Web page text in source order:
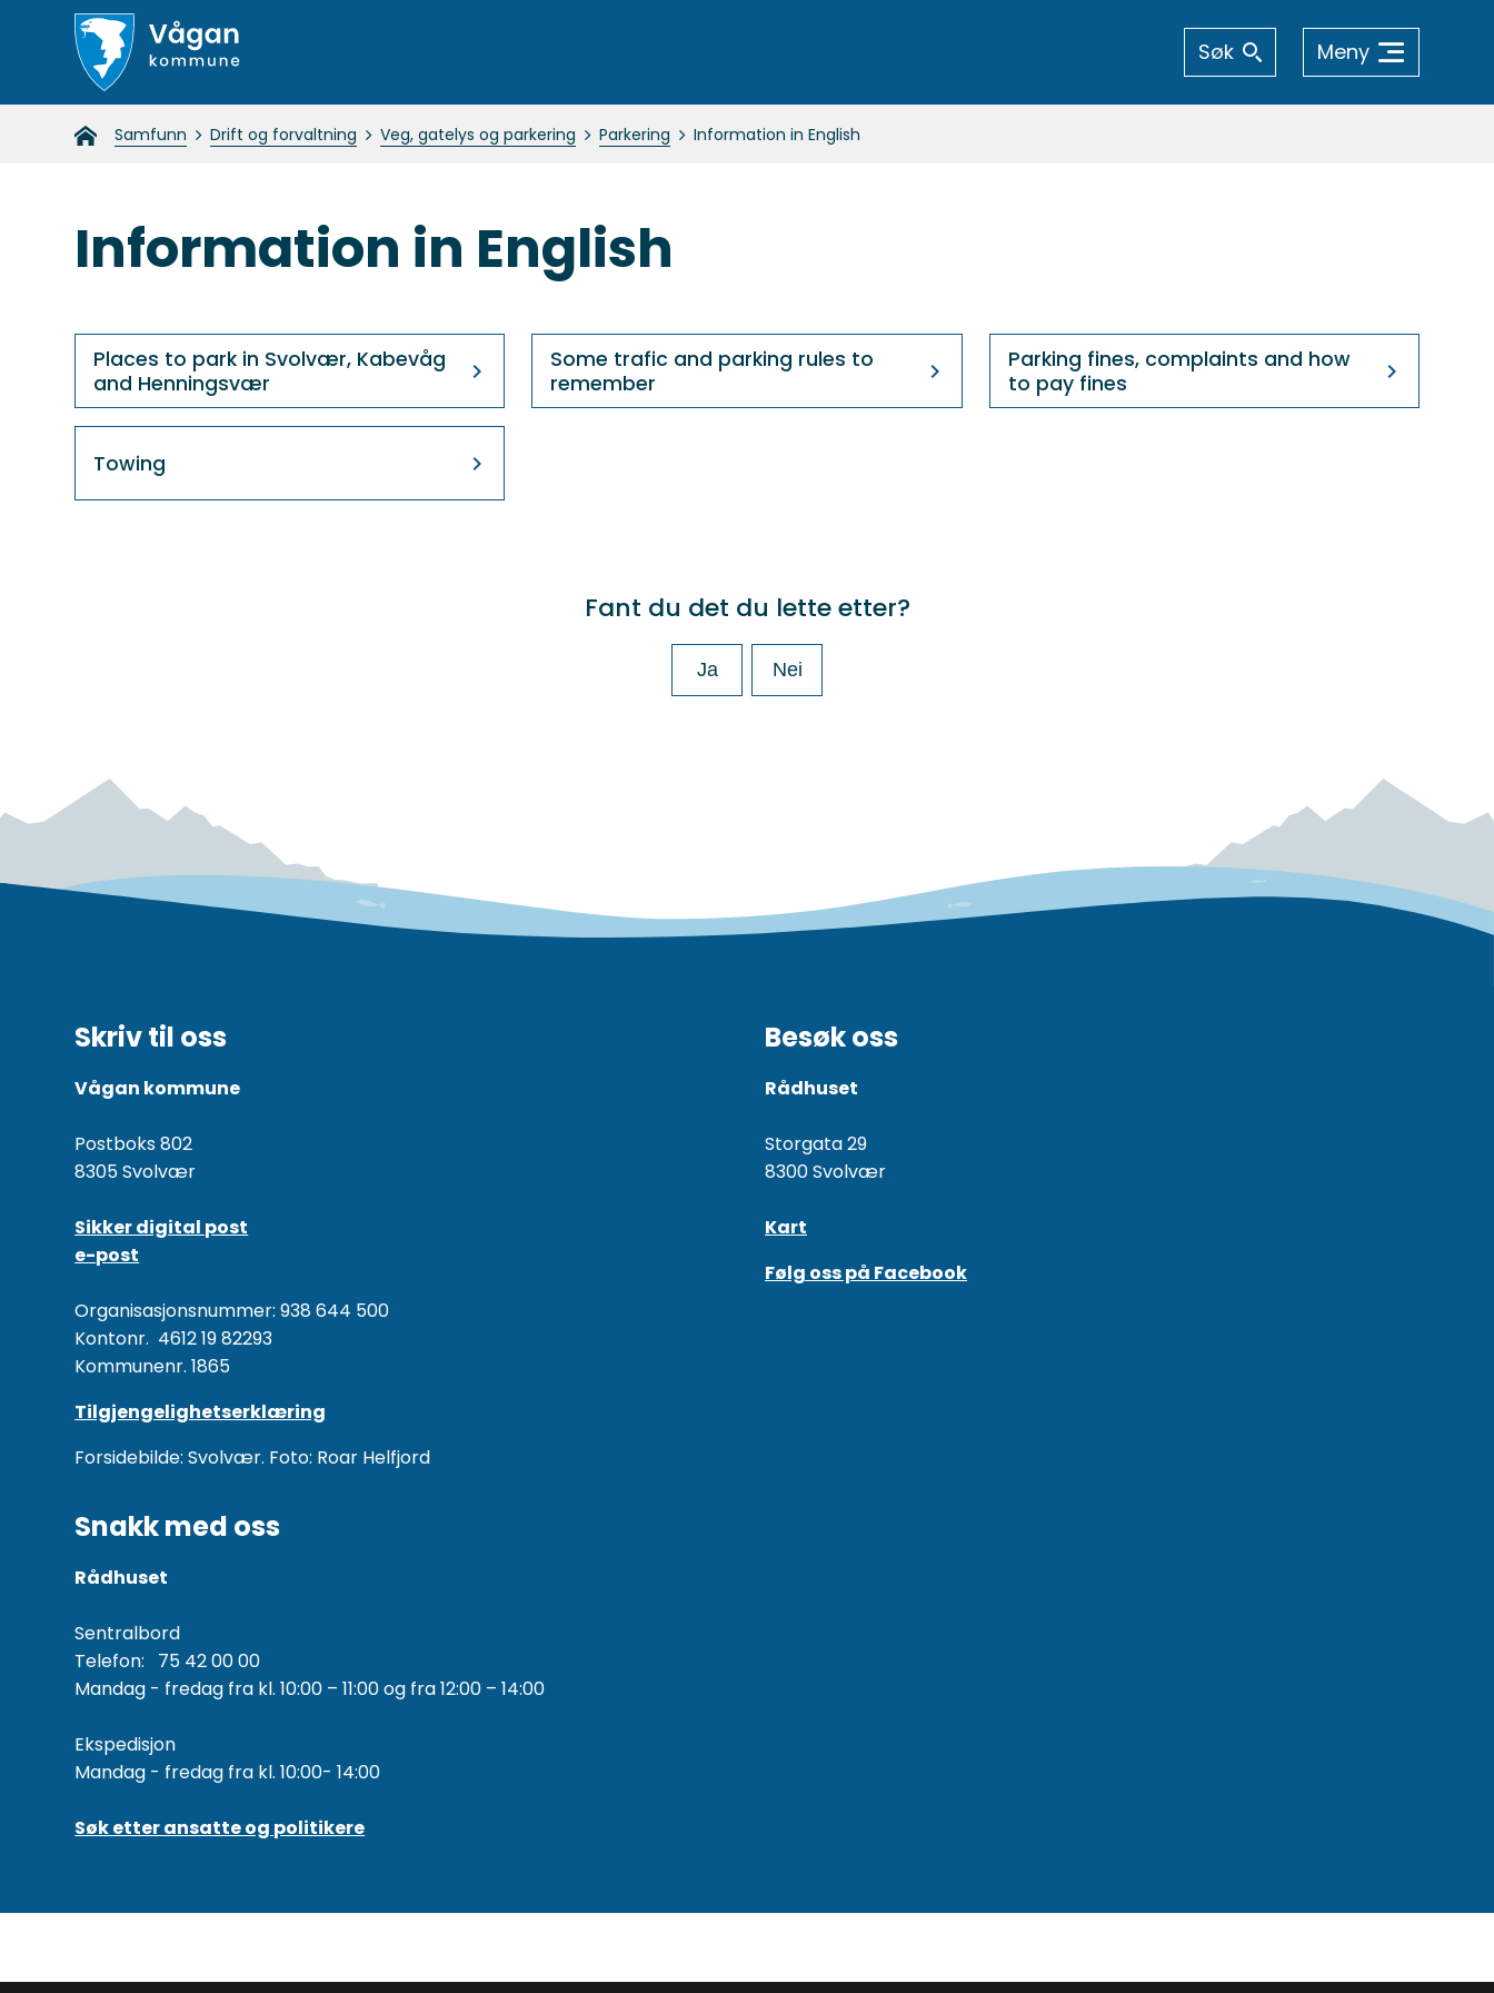
Vågan
Søk Meny
Du
Samfunn Drift og forvaltning Veg, gatelys og parkering Parkering Information in English
Information in English
Places to park in Svolvær, Kabevåg
and Henningsvær
Some trafic and parking rules to
remember
Parking fines, complaints and how
to pay fines
Towing
Fant du det du lette etter?
Ja Nei
Skriv til oss
Vågan kommune
Postboks 802
8305 Svolvær
Sikker digital post
e-post
Organisasjonsnummer: 938 644 500
Kontonr. 4612 19 82293
Kommunenr. 1865
Tilgjengelighetserklæring
Forsidebilde: Svolvær. Foto: Roar Helfjord
Besøk oss
Rådhuset
Storgata 29
8300 Svolvær
Kart
Følg oss på Facebook
Snakk med oss
Rådhuset
Sentralbord
Telefon: 75 42 00 00
Mandag - fredag fra kl. 10:00 – 11:00 og fra 12:00 – 14:00
Ekspedisjon
Mandag - fredag fra kl. 10:00- 14:00
Søk etter ansatte og politikere